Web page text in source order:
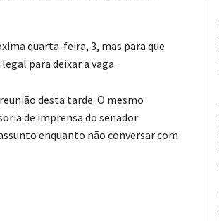
quarta-feira, 3, mas para que
para deixar a vaga.
desta tarde. O mesmo
de imprensa do senador
enquanto não conversar com